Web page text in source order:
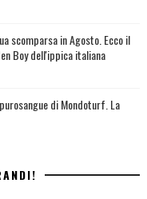
scomparsa in Agosto. Ecco il
Boy dell'ippica italiana
di Mondoturf. La